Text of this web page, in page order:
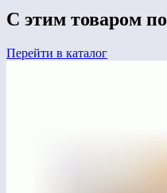
С этим товаром
Перейти в каталог